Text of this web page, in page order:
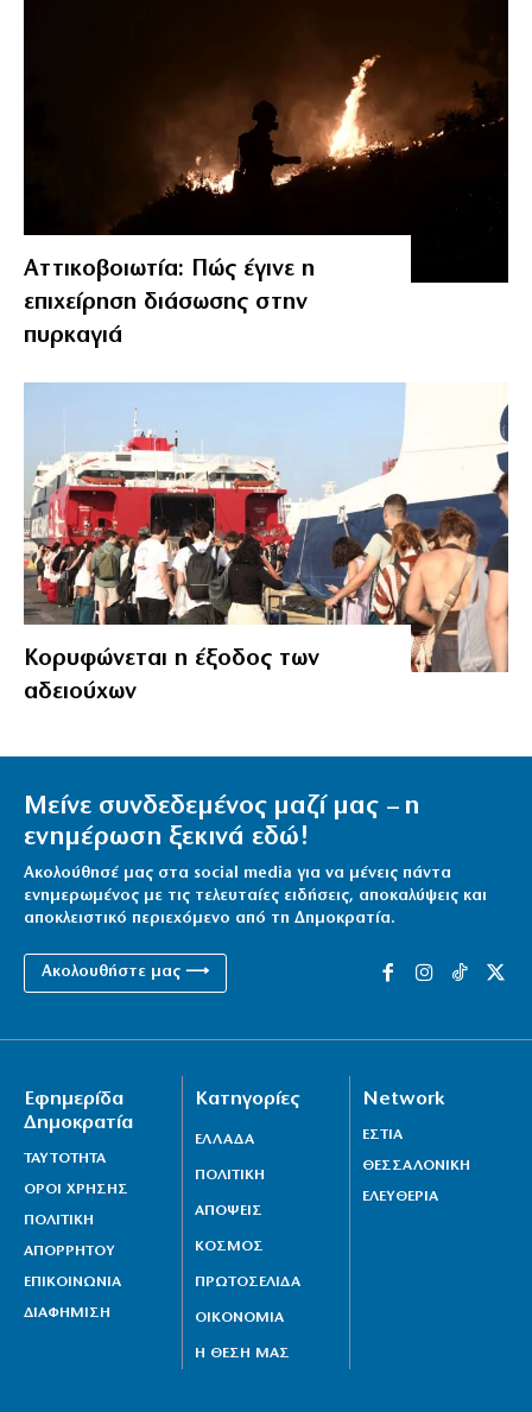
Αττικοβοιωτία: Πώς έγινε η
επιχείρηση διάσωσης στην
πυρκαγιά
Κορυφώνεται η έξοδος των
αδειούχων
Μείνε συνδεδεμένος μαζί μας – η
ενημέρωση ξεκινά εδώ!
Ακολούθησέ μας στα social media για να μένεις πάντα
ενημερωμένος με τις τελευταίες ειδήσεις, αποκαλύψεις και
αποκλειστικό περιεχόμενο από τη Δημοκρατία.
Ακολουθήστε μας ⟶
Εφημερίδα
Δημοκρατία
ΤΑΥΤΟΤΗΤΑ
ΟΡΟΙ ΧΡΗΣΗΣ
ΠΟΛΙΤΙΚΗ
ΑΠΟΡΡΗΤΟΥ
ΕΠΙΚΟΙΝΩΝΙΑ
ΔΙΑΦΗΜΙΣΗ
Κατηγορίες
ΕΛΛΑΔΑ
ΠΟΛΙΤΙΚΗ
ΑΠΟΨΕΙΣ
ΚΟΣΜΟΣ
ΠΡΩΤΟΣΕΛΙΔΑ
ΟΙΚΟΝΟΜΙΑ
Η ΘΕΣΗ ΜΑΣ
Network
ΕΣΤΙΑ
ΘΕΣΣΑΛΟΝΙΚΗ
ΕΛΕΥΘΕΡΙΑ